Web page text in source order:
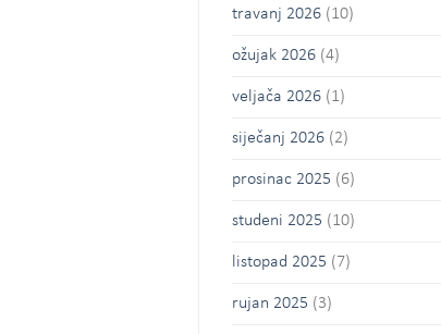
travanj 2026(10)
ožujak 2026(4)
veljača 2026(1)
siječanj 2026(2)
prosinac 2025 (6)
studeni 2025 (10)
listopad 2025 (7)
rujan 2025 (3)